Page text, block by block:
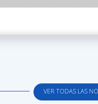
VER TODAS LAS